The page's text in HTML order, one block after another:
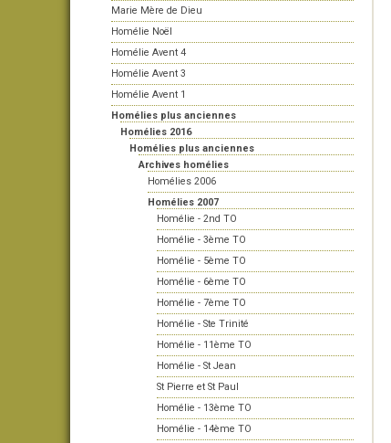
Marie Mère de Dieu
Homélie Noël
Homélie Avent 4
Homélie Avent 3
Homélie Avent 1
Homélies plus anciennes
Homélies 2016
Homélies plus anciennes
Archives homélies
Homélies 2006
Homélies 2007
Homélie - 2nd TO
Homélie - 3ème TO
Homélie - 5ème TO
Homélie - 6ème TO
Homélie - 7ème TO
Homélie - Ste Trinité
Homélie - 11ème TO
Homélie - St Jean
St Pierre et St Paul
Homélie - 13ème TO
Homélie - 14ème TO